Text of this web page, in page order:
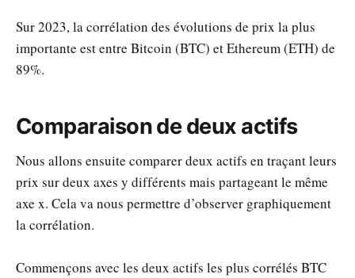
Sur 2023, la corrélation des évolutions de prix la plus
importante est entre Bitcoin (BTC) et Ethereum (ETH) de
89%.
Comparaison de deux actifs
Nous allons ensuite comparer deux actifs en traçant leurs
prix sur deux axes y différents mais partageant le même
axe x. Cela va nous permettre d’observer graphiquement
la corrélation.
Commençons avec les deux actifs les plus corrélés BTC